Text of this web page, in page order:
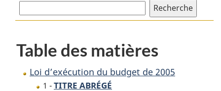
d’exécution
du
2005
Loi
d’exécution
de
2005
Table des matières
Loi d’exécution du budget de 2005
1 -TITRE ABRÉGÉ